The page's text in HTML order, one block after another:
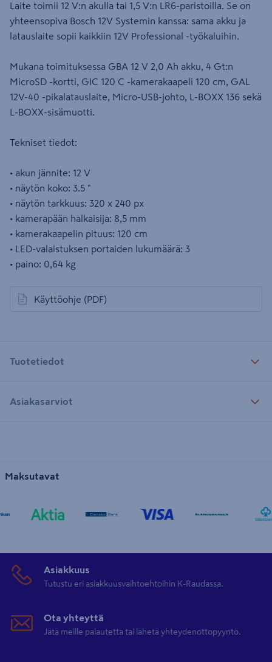
Laite toimii 12 V:n akulla tai 1,5 V:n LR6-paristoilla. Se on
yhteensopiva Bosch 12V Systemin kanssa: sama akku ja
latauslaite sopii kaikkiin 12V Professional -työkaluihin.
Mukana toimituksessa GBA 12 V 2,0 Ah akku, 4 Gt:n
MicroSD -kortti, GIC 120 C -kamerakaapeli 120 cm, GAL
12V-40 -pikalatauslaite, Micro-USB-johto, L-BOXX 136 sekä
L-BOXX-sisämuotti.
Tekniset tiedot:
• akun jännite: 12 V
• näytön koko: 3.5 "
• näytön tarkkuus: 320 x 240 px
• kamerapään halkaisija: 8,5 mm
• kamerakaapelin pituus: 120 cm
• LED-valaistuksen portaiden lukumäärä: 3
• paino: 0,64 kg
Käyttöohje (PDF)
avautuu uuteen välilehteen
Tuotetiedot
Asiakasarviot
Maksutavat
Asiakkuus
Tutustu eri asiakkuusvaihtoehtoihin K-Raudassa.
Ota yhteyttä
Jätä meille palautetta tai lähetä yhteydenottopyyntö.